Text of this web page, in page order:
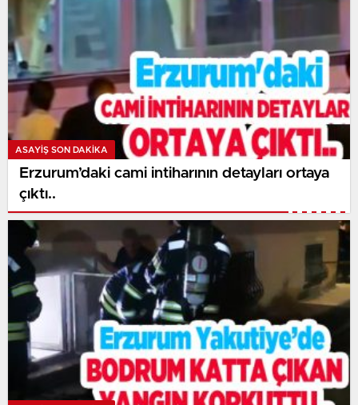
ASAYİŞ SON DAKİKA
Erzurum’daki cami intiharının detayları ortaya
çıktı..